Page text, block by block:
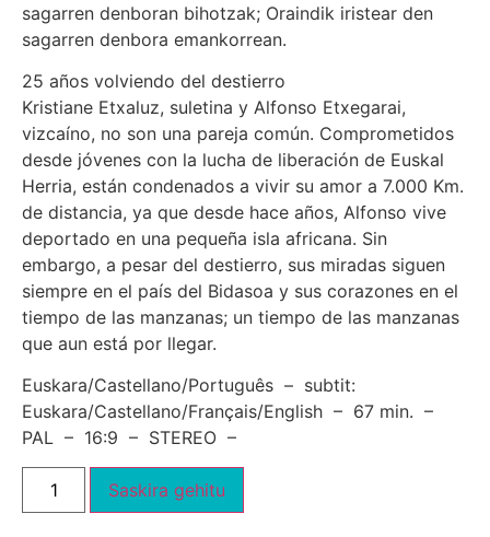
sagarren denboran bihotzak; Oraindik iristear den
sagarren denbora emankorrean.
25 años volviendo del destierro
Kristiane Etxaluz, suletina y Alfonso Etxegarai,
vizcaíno, no son una pareja común. Comprometidos
desde jóvenes con la lucha de liberación de Euskal
Herria, están condenados a vivir su amor a 7.000 Km.
de distancia, ya que desde hace años, Alfonso vive
deportado en una pequeña isla africana. Sin
embargo, a pesar del destierro, sus miradas siguen
siempre en el país del Bidasoa y sus corazones en el
tiempo de las manzanas; un tiempo de las manzanas
que aun está por llegar.
Euskara/Castellano/Português – subtit:
Euskara/Castellano/Français/English – 67 min. –
PAL – 16:9 – STEREO –
Saskira gehitu